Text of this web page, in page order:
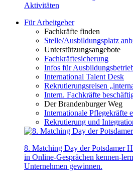
Aktivitäten
Für Arbeitgeber
Fachkräfte finden
Stelle/Ausbildungsplatz
Unterstützungsangebote
Fachkräftesicherung
Infos für
International Talent Desk
Rekrutierungsreisen
Intern. Fachkräfte
Der Brandenburger Weg
Internationale Pflegekräfte
Rekrutierung und
8. Matching Day der Potsdamer
in Online-Gesprächen kennen-
Unternehmen gewinnen.